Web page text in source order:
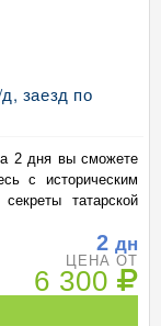
заезд по
2 дня вы сможете
с историческим
татарской
2 дн
ЦЕНА ОТ
6 300